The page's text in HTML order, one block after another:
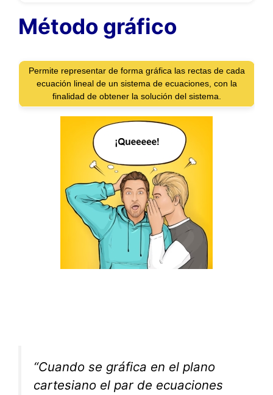
Método gráfico
Permite representar de forma gráfica las rectas de cada
ecuación lineal de un sistema de ecuaciones, con la
finalidad de obtener la solución del sistema.
“Cuando se gráfica en el plano
cartesiano el par de ecuaciones